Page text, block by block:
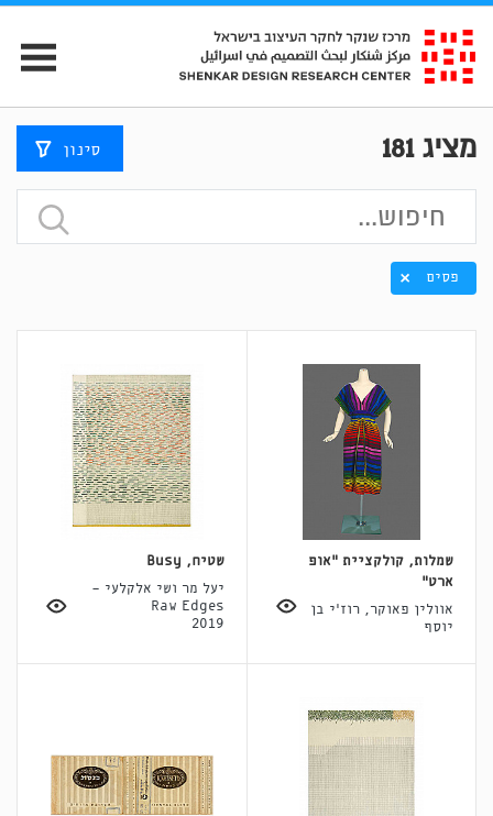
מציג181 סינון
פסים
שמלות, קולקציית "אופ
ארט"
אוולין פאוקר, רוז'י בן
יוסף
שטיח, Busy
יעל מר ושי אלקלעי -
Raw Edges
2019